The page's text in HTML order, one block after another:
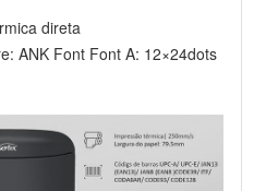
direta
ANK Font Font A: 12×24dots